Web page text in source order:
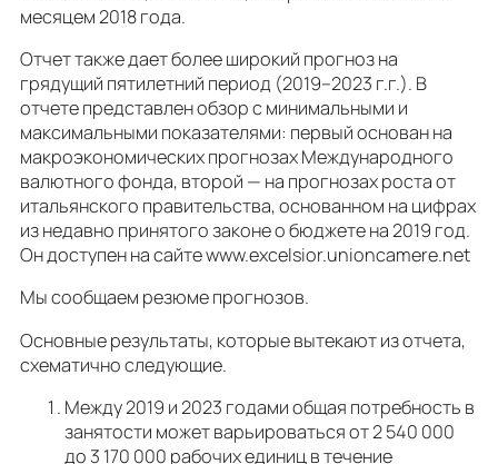
месяцем 2018 года.
Отчет также дает более широкий прогноз на
грядущий пятилетний период (2019–2023 г.г.). В
отчете представлен обзор с минимальными и
максимальными показателями: первый основан на
макроэкономических прогнозах Международного
валютного фонда, второй — на прогнозах роста от
итальянского правительства, основанном на цифрах
из недавно принятого законе о бюджете на 2019 год.
Он доступен на сайте www.excelsior.unioncamere.net
Мы сообщаем резюме прогнозов.
Основные результаты, которые вытекают из отчета,
схематично следующие.
Между 2019 и 2023 годами общая потребность в
занятости может варьироваться от 2 540 000
до 3 170 000 рабочих единиц в течение